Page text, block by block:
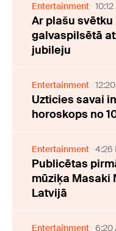
Entertainment
Ar plašu
galvaspilsētā
jubileju
Entertainment
Uzticies savai
horoskops no
Entertainment 4:26
Publicētas
mūziķa Masaki
Latvijā
Entertainment 6:20